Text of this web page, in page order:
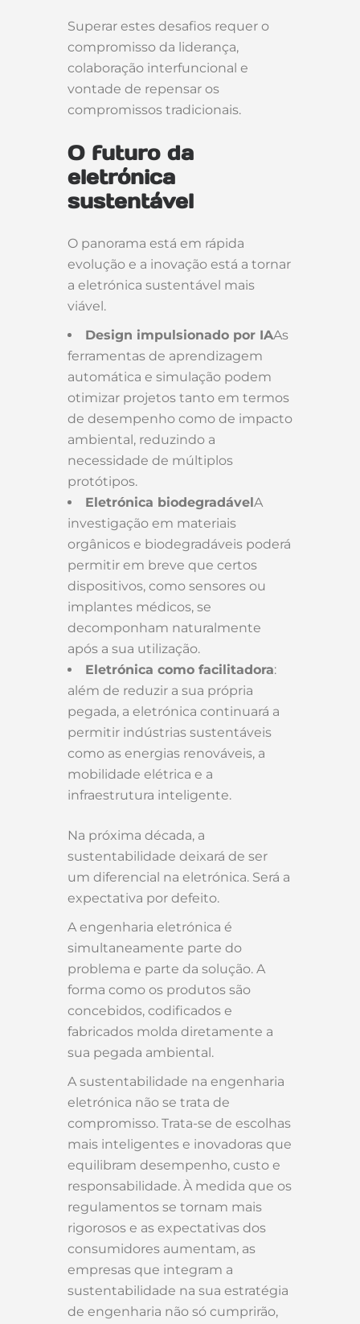
Superar estes desafios requer o
compromisso da liderança,
colaboração interfuncional e
vontade de repensar os
compromissos tradicionais.
O futuro da
eletrónica
sustentável
O panorama está em rápida
evolução e a inovação está a tornar
a eletrónica sustentável mais
viável.
Design impulsionado por IAAs
ferramentas de aprendizagem
automática e simulação podem
otimizar projetos tanto em termos
de desempenho como de impacto
ambiental, reduzindo a
necessidade de múltiplos
protótipos.
Eletrónica biodegradávelA
investigação em materiais
orgânicos e biodegradáveis poderá
permitir em breve que certos
dispositivos, como sensores ou
implantes médicos, se
decomponham naturalmente
após a sua utilização.
Eletrónica como facilitadora:
além de reduzir a sua própria
pegada, a eletrónica continuará a
permitir indústrias sustentáveis
como as energias renováveis, a
mobilidade elétrica e a
infraestrutura inteligente.
Na próxima década, a
sustentabilidade deixará de ser
um diferencial na eletrónica. Será a
expectativa por defeito.
A engenharia eletrónica é
simultaneamente parte do
problema e parte da solução. A
forma como os produtos são
concebidos, codificados e
fabricados molda diretamente a
sua pegada ambiental.
A sustentabilidade na engenharia
eletrónica não se trata de
compromisso. Trata-se de escolhas
mais inteligentes e inovadoras que
equilibram desempenho, custo e
responsabilidade. À medida que os
regulamentos se tornam mais
rigorosos e as expectativas dos
consumidores aumentam, as
empresas que integram a
sustentabilidade na sua estratégia
de engenharia não só cumprirão,